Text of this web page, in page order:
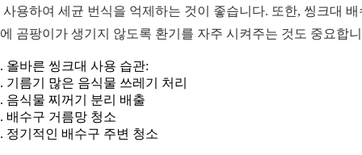
사용하여 세균 번식을 억제하는 것이 좋습니다. 또한, 씽크대 배
곰팡이가 생기지 않도록 환기를 자주 시켜주는 것도 중요합
올바른 씽크대 사용 습관:
기름기 많은 음식물 쓰레기 처리
음식물 찌꺼기 분리 배출
배수구 거름망 청소
정기적인 배수구 주변 청소